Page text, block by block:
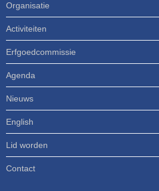
Organisatie
Activiteiten
Erfgoedcommissie
Agenda
Nieuws
English
Lid worden
Contact